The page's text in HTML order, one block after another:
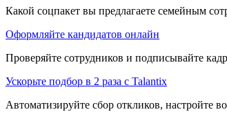
Какой соцпакет вы предлагаете семейным
Оформляйте кандидатов онлайн
Проверяйте сотрудников и подписывайте
Ускорьте подбор в 2 раза с Talantix
Автоматизируйте сбор откликов, настройте